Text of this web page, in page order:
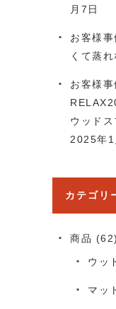
月7日
お客様
くて蒸
お客様
ウッド
2025年1
カテゴリ
商品 (62)
ウッ
マッ